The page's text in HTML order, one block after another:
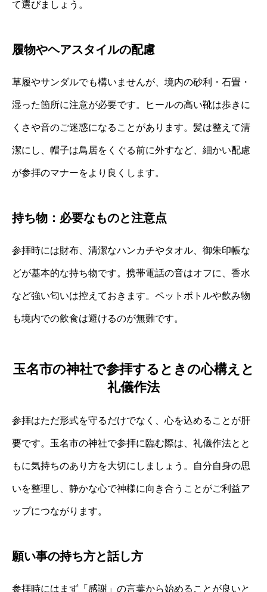
て選びましょう。
履物やヘアスタイルの配慮
草履やサンダルでも構いませんが、境内の砂利・石畳・
湿った箇所に注意が必要です。ヒールの高い靴は歩きに
くさや音のご迷惑になることがあります。髪は整えて清
潔にし、帽子は鳥居をくぐる前に外すなど、細かい配慮
が参拝のマナーをより良くします。
持ち物：必要なものと注意点
参拝時には財布、清潔なハンカチやタオル、御朱印帳な
どが基本的な持ち物です。携帯電話の音はオフに、香水
など強い匂いは控えておきます。ペットボトルや飲み物
も境内での飲食は避けるのが無難です。
玉名市の神社で参拝するときの心構えと
礼儀作法
参拝はただ形式を守るだけでなく、心を込めることが肝
要です。玉名市の神社で参拝に臨む際は、礼儀作法とと
もに気持ちのあり方を大切にしましょう。自分自身の思
いを整理し、静かな心で神様に向き合うことがご利益ア
ップにつながります。
願い事の持ち方と話し方
参拝時にはまず「感謝」の言葉から始めることが良いと